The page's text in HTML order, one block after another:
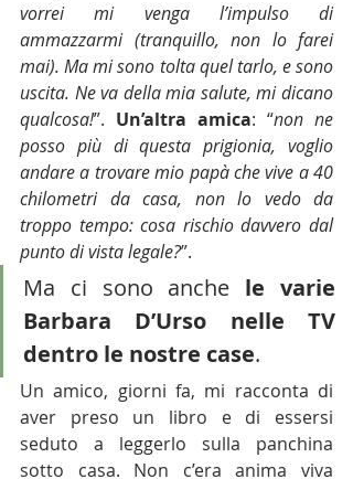
vorrei mi venga l’impulso di
ammazzarmi (tranquillo, non lo farei
mai). Ma mi sono tolta quel tarlo, e sono
uscita. Ne va della mia salute, mi dicano
qualcosa!”. Un’altra amica: “non ne
posso più di questa prigionia, voglio
andare a trovare mio papà che vive a 40
chilometri da casa, non lo vedo da
troppo tempo: cosa rischio davvero dal
punto di vista legale?”.
Ma ci sono anche le varie
Barbara D’Urso nelle TV
dentro le nostre case.
Un amico, giorni fa, mi racconta di
aver preso un libro e di essersi
seduto a leggerlo sulla panchina
sotto casa. Non c’era anima viva